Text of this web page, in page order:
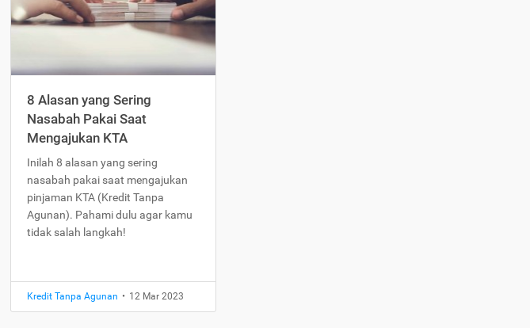
8 Alasan yang Sering
Nasabah Pakai Saat
Mengajukan KTA
Inilah 8 alasan yang sering
nasabah pakai saat mengajukan
pinjaman KTA (Kredit Tanpa
Agunan). Pahami dulu agar kamu
tidak salah langkah!
Kredit Tanpa Agunan • 12 Mar 2023